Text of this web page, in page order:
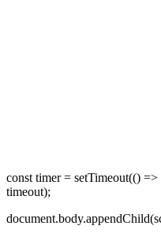
const timer = setTimeout(()
timeout);